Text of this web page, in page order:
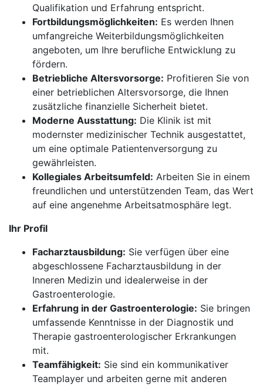
Qualifikation und Erfahrung entspricht.
Fortbildungsmöglichkeiten: Es werden Ihnen
umfangreiche Weiterbildungsmöglichkeiten
angeboten, um Ihre berufliche Entwicklung zu
fördern.
Betriebliche Altersvorsorge: Profitieren Sie von
einer betrieblichen Altersvorsorge, die Ihnen
zusätzliche finanzielle Sicherheit bietet.
Moderne Ausstattung: Die Klinik ist mit
modernster medizinischer Technik ausgestattet,
um eine optimale Patientenversorgung zu
gewährleisten.
Kollegiales Arbeitsumfeld: Arbeiten Sie in einem
freundlichen und unterstützenden Team, das Wert
auf eine angenehme Arbeitsatmosphäre legt.
Ihr Profil
Facharztausbildung: Sie verfügen über eine
abgeschlossene Facharztausbildung in der
Inneren Medizin und idealerweise in der
Gastroenterologie.
Erfahrung in der Gastroenterologie: Sie bringen
umfassende Kenntnisse in der Diagnostik und
Therapie gastroenterologischer Erkrankungen
mit.
Teamfähigkeit: Sie sind ein kommunikativer
Teamplayer und arbeiten gerne mit anderen